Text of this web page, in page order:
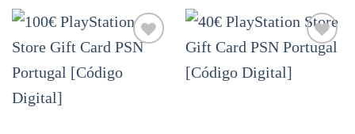
aos meus
Adicionar
aos meus